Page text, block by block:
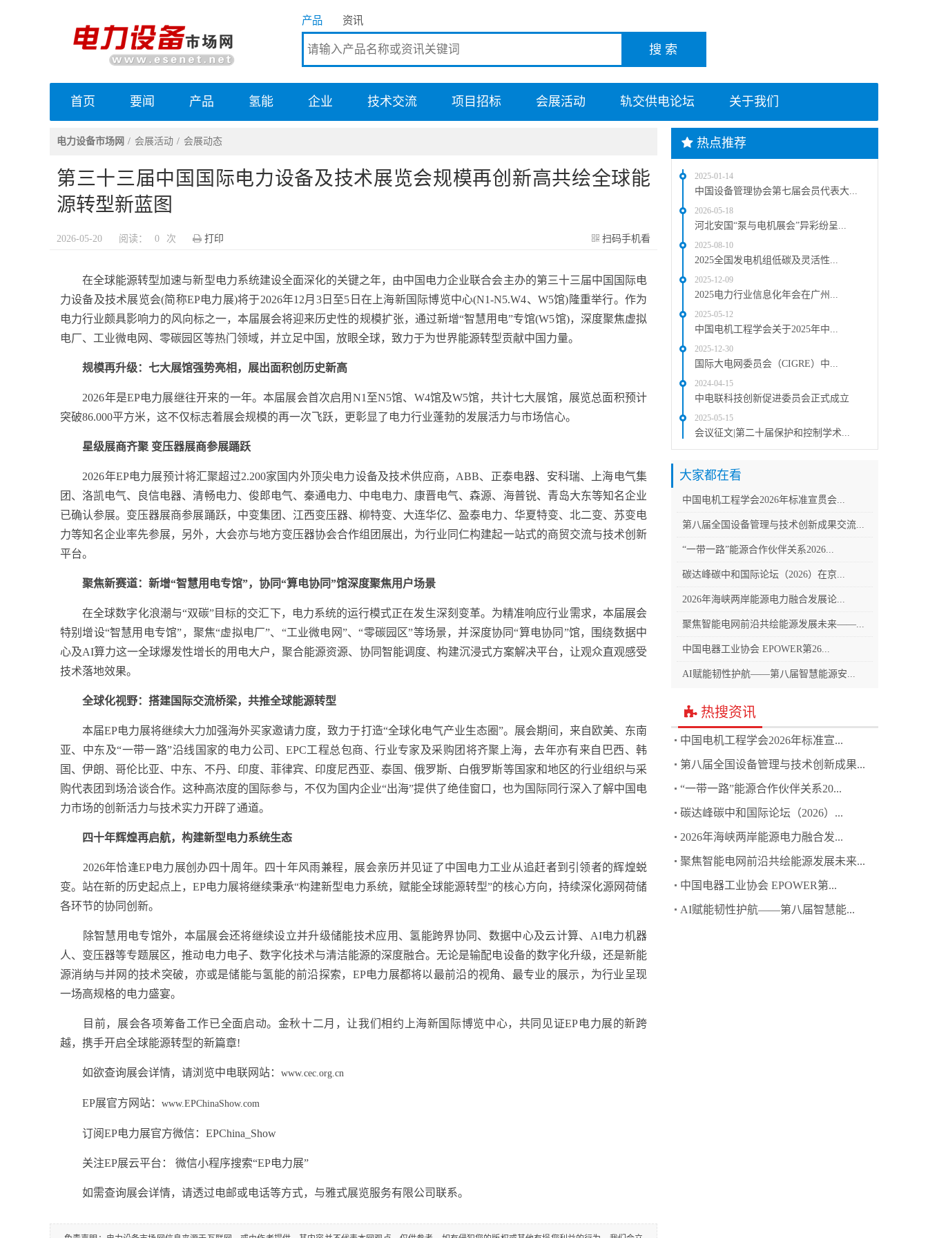
产品 资讯
首页 要闻 产品 氢能 企业 技术交流 项目招标 会展活动 轨交供电论坛 关于我们
电力设备市场网 会展活动 会展动态
第三十三届中国国际电力设备及技术展览会规模再创新高共绘全球能
源转型新蓝图
2026-05-20 阅读： 0 次 打印 扫码手机看
在全球能源转型加速与新型电力系统建设全面深化的关键之年，由中国电力企业联合会主办的第三十三届中国国际电
力设备及技术展览会(简称EP电力展)将于2026年12月3日至5日在上海新国际博览中心(N1-N5.W4、W5馆)隆重举行。作为
电力行业颇具影响力的风向标之一，本届展会将迎来历史性的规模扩张，通过新增“智慧用电”专馆(W5馆)，深度聚焦虚拟
电厂、工业微电网、零碳园区等热门领域，并立足中国，放眼全球，致力于为世界能源转型贡献中国力量。
规模再升级：七大展馆强势亮相，展出面积创历史新高
2026年是EP电力展继往开来的一年。本届展会首次启用N1至N5馆、W4馆及W5馆，共计七大展馆，展览总面积预计
突破86.000平方米，这不仅标志着展会规模的再一次飞跃，更彰显了电力行业蓬勃的发展活力与市场信心。
星级展商齐聚 变压器展商参展踊跃
2026年EP电力展预计将汇聚超过2.200家国内外顶尖电力设备及技术供应商，ABB、正泰电器、安科瑞、上海电气集
团、洛凯电气、良信电器、清畅电力、俊郎电气、秦通电力、中电电力、康晋电气、森源、海普锐、青岛大东等知名企业
已确认参展。变压器展商参展踊跃，中变集团、江西变压器、柳特变、大连华亿、盈泰电力、华夏特变、北二变、苏变电
力等知名企业率先参展，另外，大会亦与地方变压器协会合作组团展出，为行业同仁构建起一站式的商贸交流与技术创新
平台。
聚焦新赛道：新增“智慧用电专馆”，协同“算电协同”馆深度聚焦用户场景
在全球数字化浪潮与“双碳”目标的交汇下，电力系统的运行模式正在发生深刻变革。为精准响应行业需求，本届展会
特别增设“智慧用电专馆”，聚焦“虚拟电厂”、“工业微电网”、“零碳园区”等场景，并深度协同“算电协同”馆，围绕数据中
心及AI算力这一全球爆发性增长的用电大户，聚合能源资源、协同智能调度、构建沉浸式方案解决平台，让观众直观感受
技术落地效果。
全球化视野：搭建国际交流桥梁，共推全球能源转型
本届EP电力展将继续大力加强海外买家邀请力度，致力于打造“全球化电气产业生态圈”。展会期间，来自欧美、东南
亚、中东及“一带一路”沿线国家的电力公司、EPC工程总包商、行业专家及采购团将齐聚上海，去年亦有来自巴西、韩
国、伊朗、哥伦比亚、中东、不丹、印度、菲律宾、印度尼西亚、泰国、俄罗斯、白俄罗斯等国家和地区的行业组织与采
购代表团到场洽谈合作。这种高浓度的国际参与，不仅为国内企业“出海”提供了绝佳窗口，也为国际同行深入了解中国电
力市场的创新活力与技术实力开辟了通道。
四十年辉煌再启航，构建新型电力系统生态
2026年恰逢EP电力展创办四十周年。四十年风雨兼程，展会亲历并见证了中国电力工业从追赶者到引领者的辉煌蜕
变。站在新的历史起点上，EP电力展将继续秉承“构建新型电力系统，赋能全球能源转型”的核心方向，持续深化源网荷储
各环节的协同创新。
除智慧用电专馆外，本届展会还将继续设立并升级储能技术应用、氢能跨界协同、数据中心及云计算、AI电力机器
人、变压器等专题展区，推动电力电子、数字化技术与清洁能源的深度融合。无论是输配电设备的数字化升级，还是新能
源消纳与并网的技术突破，亦或是储能与氢能的前沿探索，EP电力展都将以最前沿的视角、最专业的展示，为行业呈现
一场高规格的电力盛宴。
目前，展会各项筹备工作已全面启动。金秋十二月，让我们相约上海新国际博览中心，共同见证EP电力展的新跨
越，携手开启全球能源转型的新篇章!
如欲查询展会详情，请浏览中电联网站： www.cec.org.cn
EP展官方网站： www.EPChinaShow.com
订阅EP电力展官方微信：EPChina_Show
关注EP展云平台： 微信小程序搜索“EP电力展”
如需查询展会详情，请透过电邮或电话等方式，与雅式展览服务有限公司联系。
热点推荐
2025-01-14
中国设备管理协会第七届会员代表大...
2026-05-18
河北安国“泵与电机展会”异彩纷呈...
2025-08-10
2025全国发电机组低碳及灵活性...
2025-12-09
2025电力行业信息化年会在广州...
2025-05-12
中国电机工程学会关于2025年中...
2025-12-30
国际大电网委员会（CIGRE）中...
2024-04-15
中电联科技创新促进委员会正式成立
2025-05-15
会议征文|第二十届保护和控制学术...
大家都在看
中国电机工程学会2026年标准宣贯会...
第八届全国设备管理与技术创新成果交流...
“一带一路”能源合作伙伴关系2026...
碳达峰碳中和国际论坛（2026）在京...
2026年海峡两岸能源电力融合发展论...
聚焦智能电网前沿共绘能源发展未来——...
中国电器工业协会 EPOWER第26...
AI赋能韧性护航——第八届智慧能源安...
热搜资讯
中国电机工程学会2026年标准宣...
第八届全国设备管理与技术创新成果...
“一带一路”能源合作伙伴关系20...
碳达峰碳中和国际论坛（2026）...
2026年海峡两岸能源电力融合发...
聚焦智能电网前沿共绘能源发展未来...
中国电器工业协会 EPOWER第...
AI赋能韧性护航——第八届智慧能...